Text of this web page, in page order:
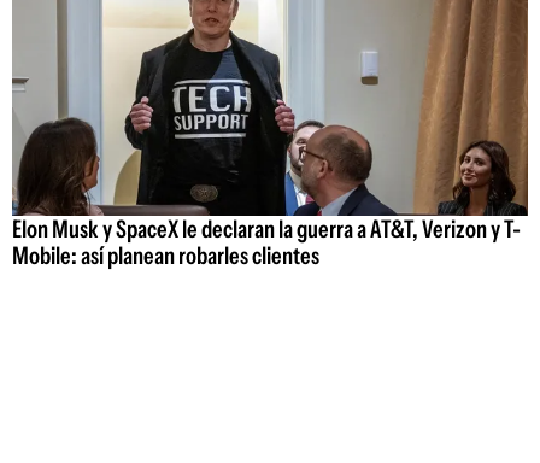
Elon Musk y SpaceX le declaran la guerra a AT&T, Verizon y T-
Mobile: así planean robarles clientes